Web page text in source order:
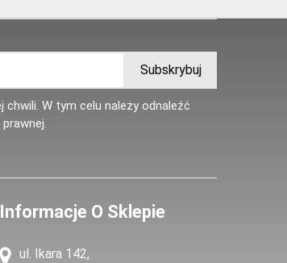
W tym celu należy odnaleźć
Informacje O Sklepie
ul. Ikara 142,